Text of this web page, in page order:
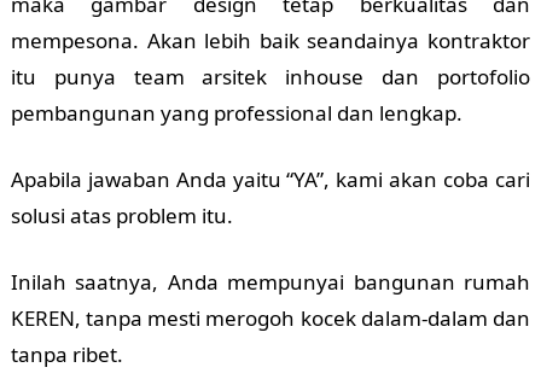
mempesona. Akan lebih baik seandainya kontraktor
itu punya team arsitek inhouse dan portofolio
pembangunan yang professional dan lengkap.
Apabila jawaban Anda yaitu “YA”, kami akan coba cari
solusi atas problem itu.
Inilah saatnya, Anda mempunyai bangunan rumah
KEREN, tanpa mesti merogoh kocek dalam-dalam dan
tanpa ribet.